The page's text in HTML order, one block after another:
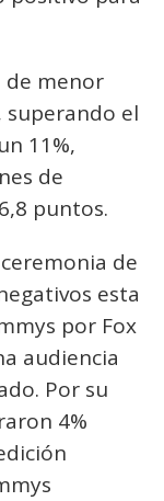
de menor
el
11%,
de
puntos.
de
esta
por Fox
audiencia
Por su
4%